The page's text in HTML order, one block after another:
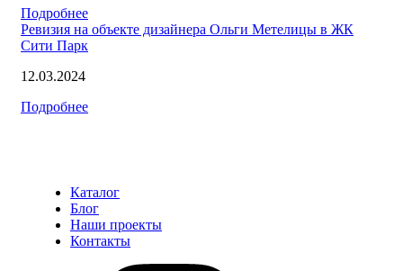
Подробнее
Ревизия на объекте дизайнера Ольги Метелицы в ЖК
Сити Парк
12.03.2024
Подробнее
Каталог
Блог
Наши проекты
Контакты